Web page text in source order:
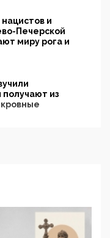
и
Печерской
миру рога и
из
но